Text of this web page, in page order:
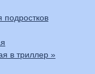
подростков
в триллер »